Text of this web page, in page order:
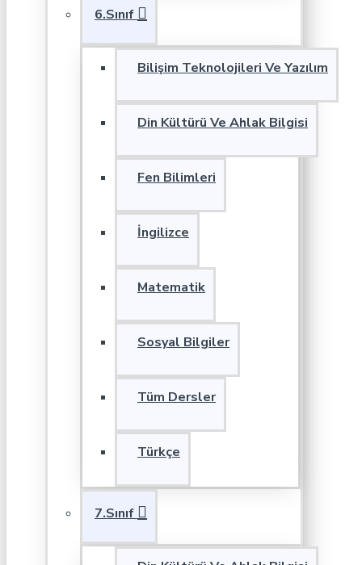
6.Sınıf
Bilişim Teknolojileri Ve Yazılım
Din Kültürü Ve Ahlak Bilgisi
Fen Bilimleri
İngilizce
Matematik
Sosyal Bilgiler
Tüm Dersler
Türkçe
7.Sınıf